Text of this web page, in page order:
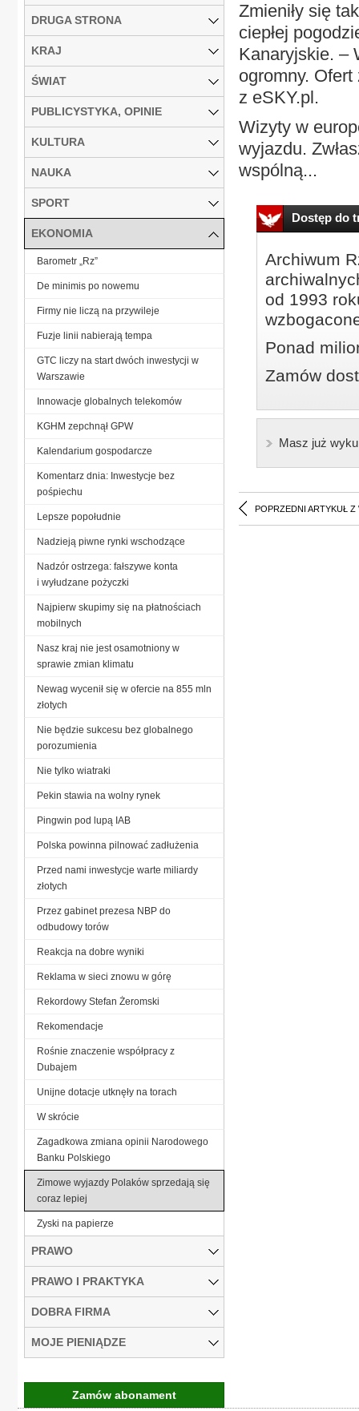
Zmieniły się
ciepłej
Kanaryjskie. –
ogromny.
z eSKY.pl.
Wizyty w
wyjazdu.
wspólną...
Dostęp do
Archiwum
od 1993
Ponad
Zamów
Masz już
POPRZEDNI ARTYKUŁ Z
DRUGA STRONA
KRAJ
ŚWIAT
PUBLICYSTYKA, OPINIE
KULTURA
NAUKA
SPORT
EKONOMIA
Barometr „Rz”
De minimis po nowemu
Firmy nie liczą na przywileje
Fuzje linii nabierają tempa
GTC liczy na start dwóch inwestycji w
Warszawie
Innowacje globalnych telekomów
KGHM zepchnął GPW
Kalendarium gospodarcze
Komentarz dnia: Inwestycje bez
pośpiechu
Lepsze popołudnie
Nadzieją piwne rynki wschodzące
Nadzór ostrzega: fałszywe konta
i wyłudzane pożyczki
Najpierw skupimy się na płatnościach
mobilnych
Nasz kraj nie jest osamotniony w
sprawie zmian klimatu
Newag wycenił się w ofercie na 855 mln
złotych
Nie będzie sukcesu bez globalnego
porozumienia
Nie tylko wiatraki
Pekin stawia na wolny rynek
Pingwin pod lupą IAB
Polska powinna pilnować zadłużenia
Przed nami inwestycje warte miliardy
złotych
Przez gabinet prezesa NBP do
odbudowy torów
Reakcja na dobre wyniki
Reklama w sieci znowu w górę
Rekordowy Stefan Żeromski
Re­ko­men­da­cje
Rośnie znaczenie współpracy z
Dubajem
Unijne dotacje utknęły na torach
W skrócie
Zagadkowa zmiana opinii Narodowego
Banku Polskiego
Zimowe wyjazdy Polaków sprzedają się
coraz lepiej
Zyski na papierze
PRAWO
PRAWO I PRAKTYKA
DOBRA FIRMA
MOJE PIENIĄDZE
Zamów abonament